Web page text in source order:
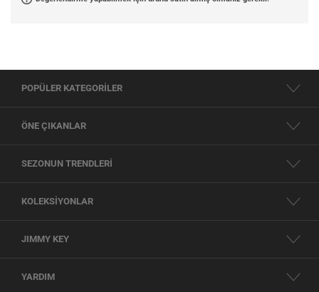
POPÜLER KATEGORİLER
ÖNE ÇIKANLAR
SEZONUN TRENDLERİ
KOLEKSİYONLAR
JIMMY KEY
YARDIM